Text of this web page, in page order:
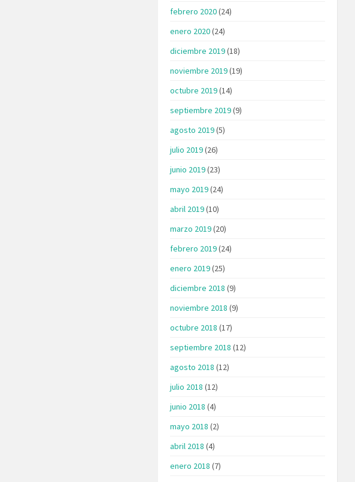
febrero 2020(24)
enero 2020(24)
diciembre 2019(18)
noviembre 2019(19)
octubre 2019(14)
septiembre 2019(9)
agosto 2019(5)
julio 2019(26)
junio 2019(23)
mayo 2019(24)
abril 2019(10)
marzo 2019(20)
febrero 2019(24)
enero 2019(25)
diciembre 2018 (9)
noviembre 2018 (9)
octubre 2018 (17)
septiembre 2018 (12)
agosto 2018 (12)
julio 2018 (12)
junio 2018 (4)
mayo 2018 (2)
abril 2018 (4)
enero 2018 (7)